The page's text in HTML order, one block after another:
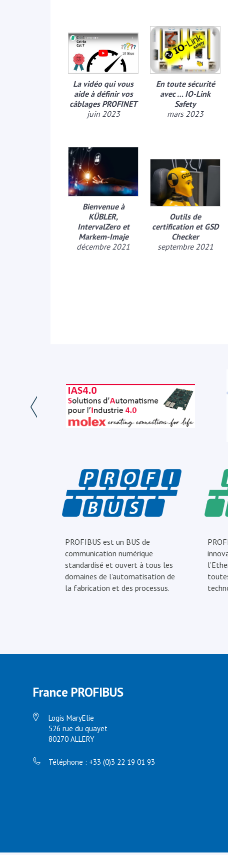
La vidéo qui vous
aide à définir vos
câblages PROFINET
juin 2023
En toute sécurité
avec … IO-Link
Safety
mars 2023
Bienvenue à
KÜBLER,
IntervalZero et
Markem-Imaje
décembre 2021
Outils de
certification et GSD
Checker
septembre 2021
PROFIBUS est un BUS de
communication numérique
standardisé et ouvert à tous les
domaines de l’automatisation de
la fabrication et des processus.
France PROFIBUS
Logis MaryElie
526 rue du quayet
80270 ALLERY
Téléphone : +33 (0)3 22 19 01 93